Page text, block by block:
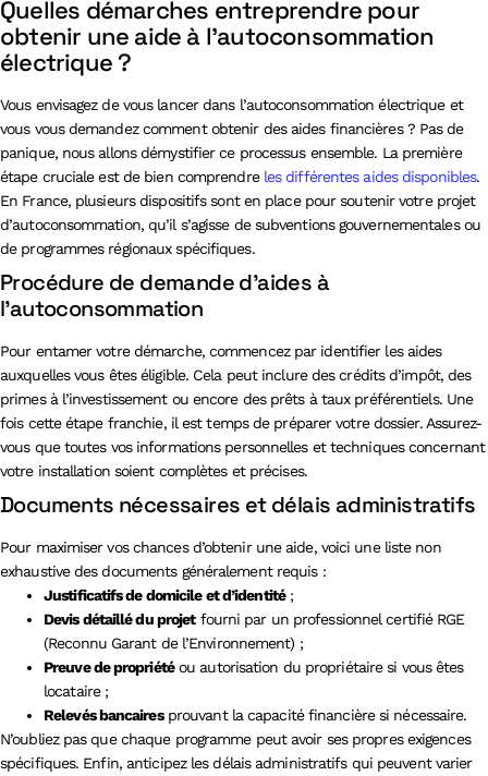
Quelles démarches entreprendre pour
obtenir une aide à l’autoconsommation
électrique ?
Vous envisagez de vous lancer dans l’autoconsommation électrique et
vous vous demandez comment obtenir des aides financières ? Pas de
panique, nous allons démystifier ce processus ensemble. La première
étape cruciale est de bien comprendre les différentes aides disponibles.
En France, plusieurs dispositifs sont en place pour soutenir votre projet
d’autoconsommation, qu’il s’agisse de subventions gouvernementales ou
de programmes régionaux spécifiques.
Procédure de demande d’aides à
l’autoconsommation
Pour entamer votre démarche, commencez par identifier les aides
auxquelles vous êtes éligible. Cela peut inclure des crédits d’impôt, des
primes à l’investissement ou encore des prêts à taux préférentiels. Une
fois cette étape franchie, il est temps de préparer votre dossier. Assurez-
vous que toutes vos informations personnelles et techniques concernant
votre installation soient complètes et précises.
Documents nécessaires et délais administratifs
Pour maximiser vos chances d’obtenir une aide, voici une liste non
exhaustive des documents généralement requis :
Justificatifs de domicile et d’identité;
Devis détaillé du projetfourni par un professionnel certifié RGE
(Reconnu Garant de l’Environnement) ;
Preuve de propriétéou autorisation du propriétaire si vous êtes
locataire ;
Relevés bancairesprouvant la capacité financière si nécessaire.
N’oubliez pas que chaque programme peut avoir ses propres exigences
spécifiques. Enfin, anticipez les délais administratifs qui peuvent varier